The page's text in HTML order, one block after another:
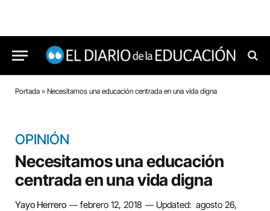
Portada » Necesitamos una educación centrada en una vida digna
OPINIÓN
Necesitamos una educación
centrada en una vida digna
Yayo Herrero febrero 12, 2018 Updated: agosto 26,